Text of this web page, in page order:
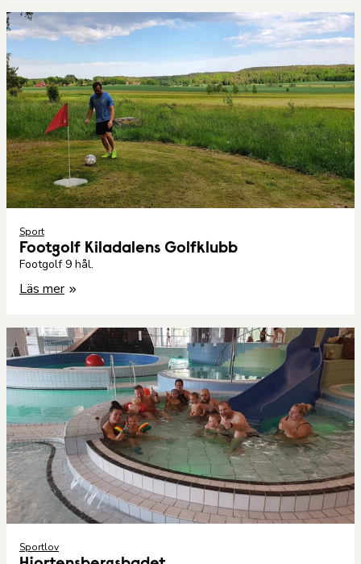
Sport
Footgolf Kiladalens Golfklubb
Footgolf 9 hål.
Läs mer
Sportlov